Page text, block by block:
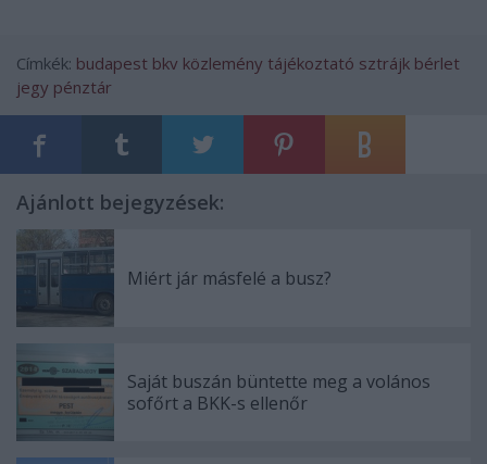
Címkék: budapest bkv közlemény tájékoztató sztrájk bérlet
jegy pénztár
Ajánlott bejegyzések:
Miért jár másfelé a busz?
Saját buszán büntette meg a volános
sofőrt a BKK-s ellenőr